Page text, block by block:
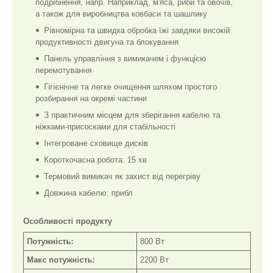
подрібнення, напр. Наприклад, м'яса, риби та овочів,
а також для виробництва ковбаси та шашлику
Рівномірна та швидка обробка їжі завдяки високій
продуктивності двигуна та блокування
Панель управління з вимикачем і функцією
перемотування
Гігієнічне та легке очищення шляхом простого
розбирання на окремі частини
З практичним місцем для зберігання кабелю та
ніжками-присосками для стабільності
Інтегроване сховище дисків
Короткочасна робота: 15 хв
Термовий вимикач як захист від перегріву
Довжина кабелю: прибл
Особливості продукту
Потужність:
800 Вт
Макс потужність:
2200 Вт